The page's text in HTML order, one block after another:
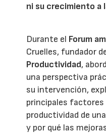
ni su crecimiento a
Durante el Forum
Cruelles, fundador
Productividad,
una perspectiva
su intervención,
principales factores
productividad de
y por qué las